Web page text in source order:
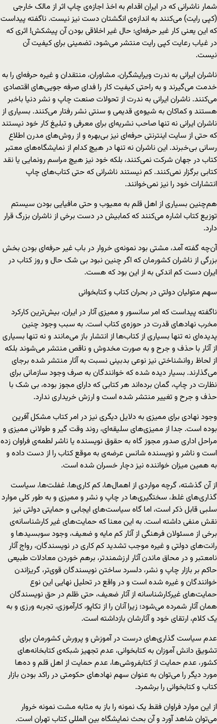
شمار ناشرانی که در ایران اقدام به اخذ اجازه‌ی چاپ اثر از مالک خارجی
(کپی رایت) می‌کنند به اندازه‌ی انگشتان دست نیز نیست. ناگفته پیداست
که این یعنی کار غیر حرفه‌ای؛ حال غیر اخلاقی بودن آن پیشکش! اثری که
در غیاب رعایت کپی رایت منتشر می‌شود، تضمینی برای کیفیت آن
نیست.
ناشران ایرانی به ندرت ویرایشگران، مشاوران، منتقدان و غیره حرفه‌ای را به
خدمت می‌گیرند و به راحتی کیفیت کار را فدای صرفه جویی‌های اقتصادی
می‌کنند. ناشران ایرانی به ندرت از تحولات صنعت چاپ و نشر دنیا باخبر
هستند و کماکان به شیوه‌ی قدیمی و سنتی نشر رفتار می‌کنند. بسیاری از
ناشران ایرانی نه تنها صاحب نشریه‌ای برای معرفی و تبلیغ کار خود نیستند
که حتی از سایت اینترنتی حرفه‌ای نیز بی‌بهره و از روش‌های مدرن اطلاع
رسانی بی‌خبرند. این ناشران نه تنها در هیچ کدام از نمایشگاه‌های معتبر
کتاب در جهان شرکت نمی‌کنند، بلکه خود نیز هیچ مراسم رونمایی یا نقد
کتابی برگزار نمی‌کنند. کم نیستند ناشرانی که حتی کتاب‌های چاپ
انتشارات خود را نیز نمی‌خوانند.
هم‌چنین بسیاری از اهل قلم به معیوب و حتی مافیایی بودن سیستم
توزیع کتاب اشاره می‌کنند که کمابیش در دست برخی از ناشران بزرگ قرار
دارد.
آن‌چه گفته آمد، مشتی بود نمونه‌ی خروار در باب غیر حرفه‌ای بودن بخش
بزرگی از ناشران کشورمان که اگر چنین نبود بی شک حال و روز کتاب در
ایران دست کم اندکی به از این بود که هست.
سهم متولیان دولتی در بحران کتاب و کتابخوانی
ناگفته پیداست که امر سانسور و ممیزی آثار در ایران، بیش‌ترین کارکرد
مخرب نهادهای قدرت در حوزه‌ی کتاب است. به سبب وجود چنین
پدیده‌ای نه تنها بسیاری از کتاب‌ها از انتشار باز می‌مانند و نه تنها بسیاری
از آثار با حذف و جرح و به صورت مخدوش و ناقص منتشر می‌شوند بلکه
از لحاظ روانشناختی نیز نوعی بدبینی نسبت به آثار منتشر شده برجای
می‌گذارند. بسیار دیده شده که خوانندگان به صرف وجود سازمانی برای
نظارت در چاپ، گمان برده‌اند هر کتابی که دارای مجوز بوده، بی شک با
حذف و جرح و تغییر منتشر شده است و ارزش خریداری ندارد.
وجود نهادی برای ممیزی به دلایل دیگری نیز در امر کتاب مشکل آفرین
بوده است. جدا از ممیزی‌های سلیقه‌ای، روند وقت گیر و طولانی ممیزی و
مراحل اداری صدور مجوز گاه به حقوق نویسنده یا ناشر لطمه‌ی فراوان زده
است و ناشر و نویسنده شانس عرضه‌ی‌ به موقع کتاب را از دست داده و
به همین میزان خواننده نیز دچار خسران شده است.
از آن گذشته، گرچه مواردی از اهمال‌ها، کم کاری‌ها، غفلت‌ها، سیاست
گذاری‌های غلط، سختگیری‌ها در چاپ و نشر و ممیزی و به طور کلی موارد
سلبی قابل ذکر است، اما گاه سیاست‌های ایجابی و حمایتی دولتی نیز
نقش منفی داشته است. به این معنا که حمایت‌های غیر کارشناسانه‌ی
برخی از مسئولان فرهنگی از آثار کم مایه و ضعیف، وجود سوبسیدها و
رانت‌های دولتی و غیره موجب تشدید کم کاری در نویسندگان، رواج آثار
نامعتبر و در محاق ماندن آثار ارزشمندتر، برهم خوردن معادلات طبیعی
حاکم بر بازار چاپ و نشر، دلسرد ساختن نویسندگان قوی‌تر، گریزاندن
خوانندگان و غیره شده است و در واقع در تحلیل نهایی این نوع
حمایت‌های غیرکارشناسانه از آثار ضعیف، حتی ظلم در حق نویسندگان
همان آثار شمرده می‌شود؛ زیرا آنان را از تکاپو، کارآموزی، تجربه ورزی و به
یک کلام، ارتقای خود و آثارشان بازداشته است.
عدم سیاست گذاری‌های درست در آموزش و پرورش کشورمان برای
تشویق دانش آموزان به کتابخوانی، عدم تجهیز شبکه‌ی کتابخانه‌های
کشور، عدم حمایت از کتابفروشی‌ها، عدم حمایت از اهل قلم و ده‌ها
مورد دیگر را می‌توان به عنوان سهم نهادهای حکومتی در راکد بودن بازار
کتاب و کتابخوانی را برشمرد.
از این موارد فراوان فقط یک نمونه را باز به مثابه مشت نمونه خروار
می‌توان شاهد آورد و آن بحث نمایشگاه بین المللی کتاب تهران است.